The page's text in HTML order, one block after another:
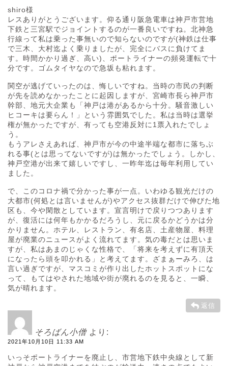
shiro様
レスありがとうございます。仰る通り阪急電車は神戸市営地
下鉄と三宮駅でジョイントするのが一番良いですね。北神急
行線って私は乗った事無いので知らないのですが(神鉄は仕事
で三木、大村迄よく乗りましたが、完全にバスに負けてま
す。時間かかり過ぎ、高い)、ポートライナーの頻発運転で十
分です。ゴムタイヤなので急坂も粘れます。
関空が逃げていったのは、悔しいですね。当時の市民の判断
が先を読めなかったことに起因しますが、宮崎市長ら神戸市
幹部、地元大企業も「神戸は港があるから十分。騒音激しい
ヒコーキは要らん！」という雰囲気でした。私は当時は選挙
権が無かったですが、有っても空港反対に1票入れたでしょ
う。
もうアレさえあれば、神戸市が今の中途半端な都市に落ちぶ
れる事(とは思ってないですが)は無かったでしょう。しかし、
神戸空港が出来て嬉しいですし、一昨年迄は毎年利用してい
ました。
で、このコロナ禍で分かった事が一点。いわゆる観光だけの
大都市(何処とは言いませんが)やアクセス抜群だけで伸びた地
区も、今や閑散としています。宣言明けで戻りつつあります
が、復活には何年もかかるだろうし、元に戻るかどうかは分
かりません。ホテル、レストラン、有名店、土産物屋、料理
屋が廃業のニュースがよく流れてます。気の毒だとは思いま
すが、私はあまのじゃくな性格で、「将来を考えずに有頂天
になったら頭を叩かれる」と考えてます。ざまぁーみろ、は
言い過ぎですが、マスコミが作り出したホットスポットにな
って、もてはやされた地域や街が廃れるのを見ると、一瞬、
気が晴れます。
返信
そろばん小僧 より:
2021年10月10日 11:33 AM
いっそポートライナーを廃止し、市営地下鉄中央線として新